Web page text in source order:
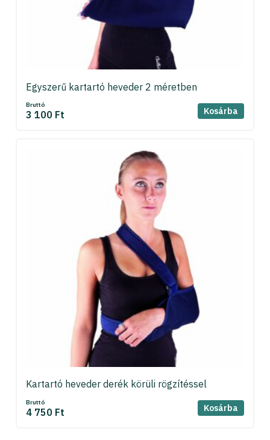
Egyszerű kartartó heveder 2 méretben
Bruttó
3 100 Ft Kosárba
Kartartó heveder derék körüli rögzítéssel
Bruttó
4 750 Ft Kosárba